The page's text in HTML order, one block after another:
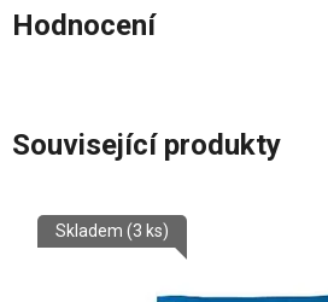
Hodnocení
Související produkty
Skladem (3 ks)